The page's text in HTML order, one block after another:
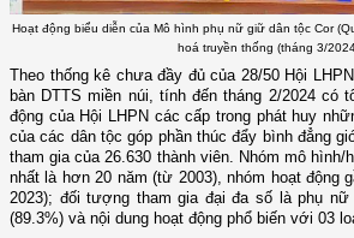
Hoạt động biểu diễn của Mô hình phụ nữ giữ dân tộc Cor
hoá truyền thống (tháng 3/
Theo thống kê chưa đầy đủ của 28/50 Hội
bàn DTTS miền núi, tính đến tháng 2/2024 có
động của Hội LHPN các cấp trong phát huy
của các dân tộc góp phần thúc đẩy bình đẳng
tham gia của 26.630 thành viên. Nhóm mô hình/
nhất là hơn 20 năm (từ 2003), nhóm hoạt động
2023); đối tượng tham gia đại đa số là phụ
(89.3%) và nội dung hoạt động phổ biến với 03